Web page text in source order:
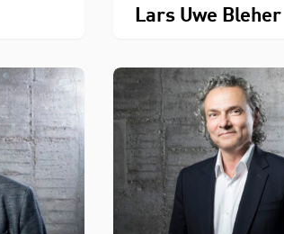
Lars Uwe Bleher